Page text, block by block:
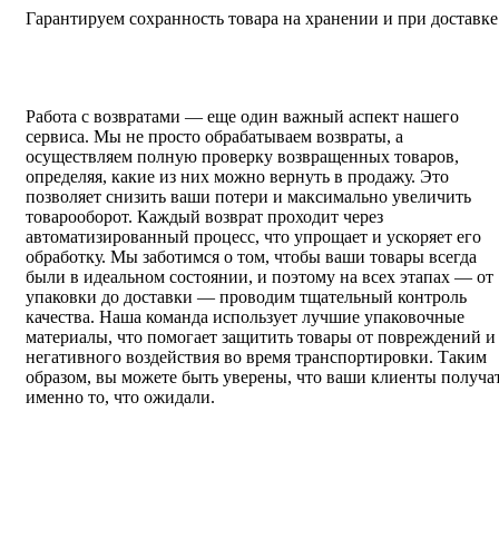
Гарантируем сохранность товара на хранении и при доставке
Работа с возвратами — еще один важный аспект нашего
сервиса. Мы не просто обрабатываем возвраты, а
осуществляем полную проверку возвращенных товаров,
определяя, какие из них можно вернуть в продажу. Это
позволяет снизить ваши потери и максимально увеличить
товарооборот. Каждый возврат проходит через
автоматизированный процесс, что упрощает и ускоряет его
обработку. Мы заботимся о том, чтобы ваши товары всегда
были в идеальном состоянии, и поэтому на всех этапах — от
упаковки до доставки — проводим тщательный контроль
качества. Наша команда использует лучшие упаковочные
материалы, что помогает защитить товары от повреждений и
негативного воздействия во время транспортировки. Таким
образом, вы можете быть уверены, что ваши клиенты
именно то, что ожидали.